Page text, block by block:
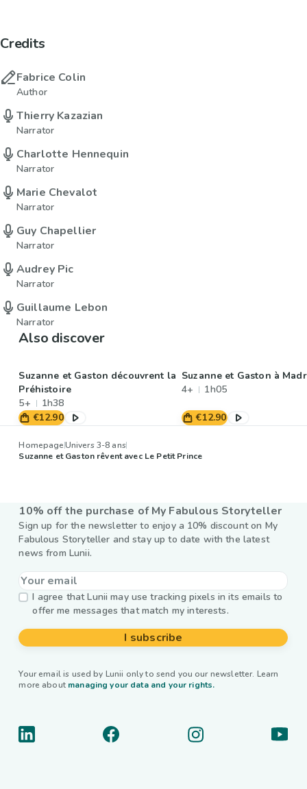
Credits
Fabrice Colin
Author
Thierry Kazazian
Narrator
Charlotte Hennequin
Narrator
Marie Chevalot
Narrator
Guy Chapellier
Narrator
Audrey Pic
Narrator
Guillaume Lebon
Narrator
Also discover
Suzanne et Gaston découvrent la
Préhistoire
5+
1h38
€12.90
Suzanne et Gaston à
4+
1h05
€12.90
HomepageUnivers 3-8 ans
Suzanne et Gaston rêvent avec Le Petit Prince
10% off the purchase of My Fabulous Storyteller
Sign up for the newsletter to enjoy a 10% discount on My
Fabulous Storyteller and stay up to date with the latest
news from Lunii.
I agree that Lunii may use tracking pixels in its emails to
offer me messages that match my interests.
I subscribe
Your email is used by Lunii only to send you our newsletter. Learn
more about managing your data and your rights.